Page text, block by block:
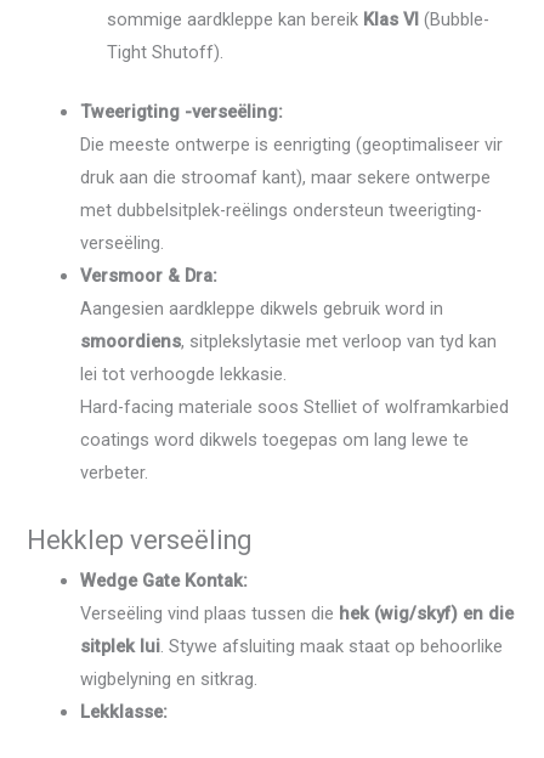
sommige aardkleppe kan bereik Klas VI (Bubble-
Tight Shutoff).
Tweerigting -verseëling:
Die meeste ontwerpe is eenrigting (geoptimaliseer vir
druk aan die stroomaf kant), maar sekere ontwerpe
met dubbelsitplek-reëlings ondersteun tweerigting-
verseëling.
Versmoor & Dra:
Aangesien aardkleppe dikwels gebruik word in
smoordiens, sitplekslytasie met verloop van tyd kan
lei tot verhoogde lekkasie.
Hard-facing materiale soos Stelliet of wolframkarbied
coatings word dikwels toegepas om lang lewe te
verbeter.
Hekklep verseëling
Wedge Gate Kontak:
Verseëling vind plaas tussen die hek (wig/skyf) en die
sitplek lui. Stywe afsluiting maak staat op behoorlike
wigbelyning en sitkrag.
Lekklasse: